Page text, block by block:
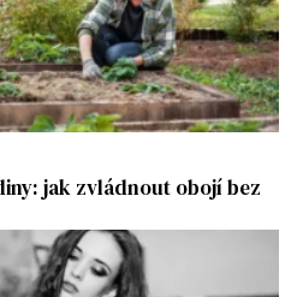
jak zvládnout obojí bez